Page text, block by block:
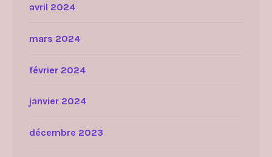
avril 2024
mars 2024
février 2024
janvier 2024
décembre 2023